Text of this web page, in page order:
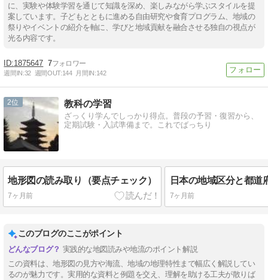
に、実験や体験学習を通じて知識を深め、楽しみながら学ぶスタイルを提
案しています。子どもとともに進める自由研究や食育プログラム、地域の
祭りやイベントの紹介を軸に、学びと地域貢献を融合させる独自の視点が
光る内容です。
1875647 7
週間IN:32 週間OUT:144 月間IN:142
2 教科の学習
ざっくり学んでしっかり得点。普段の予習・復習から、
定期試験・入試準備まで。これでばっちり
地形図の読み取り（要点チェック）
7ヶ月前 7ヶ月前
このブログのここがポイント
実践的な地図読みや地流のポイント解説
この資料は、地形図の見方や海流、地域の地理特性まで幅広く解説してい
るのが魅力です。実用的な資料と例題を交え、理解を助ける工夫が散りば